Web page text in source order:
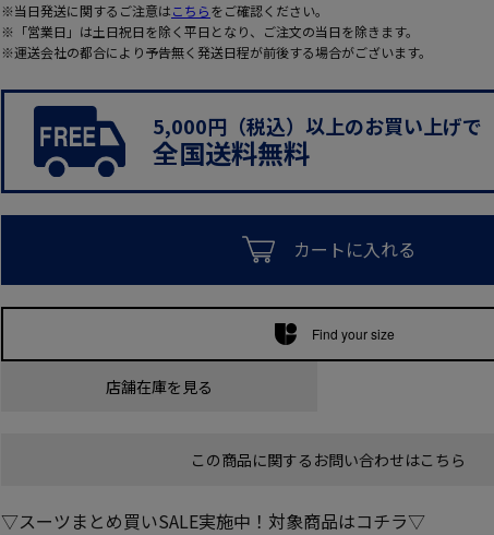
※当日発送に関するご注意はこちらをご確認ください。
※「営業日」は土日祝日を除く平日となり、ご注文の当日を除きます。
※運送会社の都合により予告無く発送日程が前後する場合がございます。
5,000円（税込）以上のお買い上げで
全国送料無料
カートに入れる
Find your size
店舗在庫を見る
この商品に関するお問い合わせはこちら
▽スーツまとめ買いSALE実施中！対象商品はコチラ▽